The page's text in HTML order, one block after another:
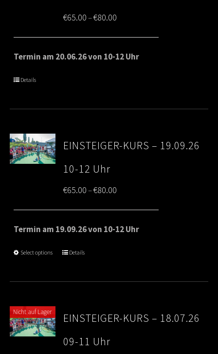
€65.00–€80.00
range:
€65.00
Termin am 20.06.26 von 10-12 Uhr
Details
EINSTEIGER-KURS – 19.09.26
10-12 Uhr
€65.00–€80.00
range:
€65.00
Termin am 19.09.26 von 10-12 Uhr
Select options Details
Nicht auf Lager
EINSTEIGER-KURS – 18.07.26
09-11 Uhr